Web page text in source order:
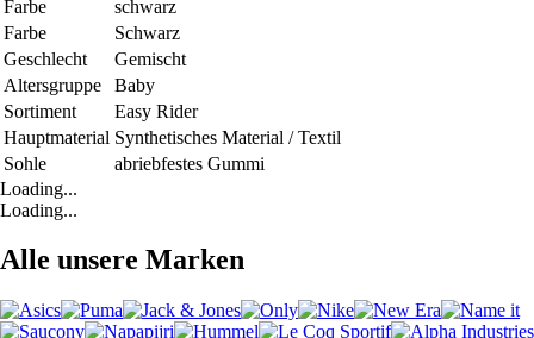
Farbe
schwarz
Farbe
Schwarz
Geschlecht
Gemischt
Altersgruppe
Baby
Sortiment
Easy Rider
Hauptmaterial Synthetisches Material / Textil
Sohle
abriebfestes Gummi
Loading...
Loading...
Alle unsere Marken